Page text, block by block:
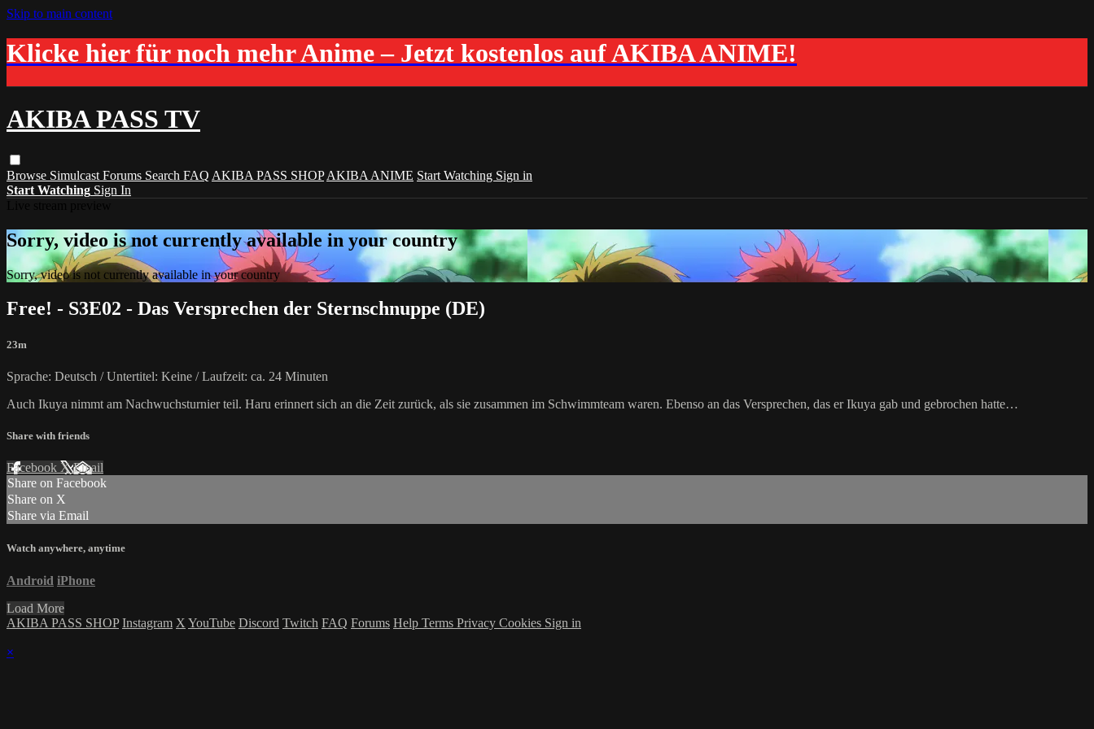
Skip to main content
Klicke hier für noch mehr Anime – Jetzt kostenlos auf AKIBA ANIME!
AKIBA PASS TV
Browse Simulcast Forums Search FAQ AKIBA PASS SHOP AKIBA ANIME Start Watching Sign in
Start Watching Sign In
Sorry, video is not currently available in your country
Sorry, video is not currently available in your country
Free! - S3E02 - Das Versprechen der Sternschnuppe (DE)
23m
Sprache: Deutsch / Untertitel: Keine / Laufzeit: ca. 24 Minuten
Auch Ikuya nimmt am Nachwuchsturnier teil. Haru erinnert sich an die Zeit zurück, als sie zusammen im Schwimmteam waren. Ebenso an das Versprechen, das er Ikuya gab und gebrochen hatte…
Share with friends
Facebook XEmail
Share on Facebook
Share on X
Share via Email
Watch anywhere, anytime
Android iPhone
Load More
AKIBA PASS SHOP Instagram X YouTube Discord Twitch FAQ Forums Help Terms Privacy Cookies Sign in
×